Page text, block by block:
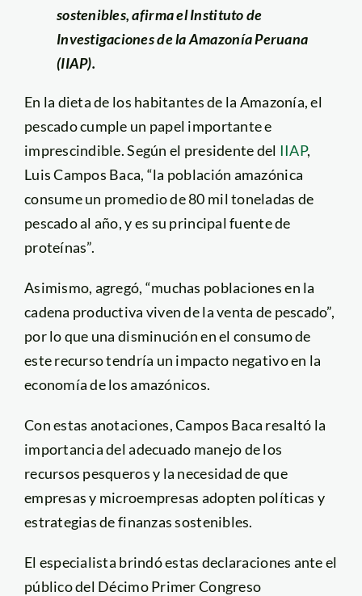
sostenibles, afirma el Instituto de
Investigaciones de la Amazonía Peruana
(IIAP).
En la dieta de los habitantes de la Amazonía, el
pescado cumple un papel importante e
imprescindible. Según el presidente del IIAP,
Luis Campos Baca, “la población amazónica
consume un promedio de 80 mil toneladas de
pescado al año, y es su principal fuente de
proteínas”.
Asimismo, agregó, “muchas poblaciones en la
cadena productiva viven de la venta de pescado”,
por lo que una disminución en el consumo de
este recurso tendría un impacto negativo en la
economía de los amazónicos.
Con estas anotaciones, Campos Baca resaltó la
importancia del adecuado manejo de los
recursos pesqueros y la necesidad de que
empresas y microempresas adopten políticas y
estrategias de finanzas sostenibles.
El especialista brindó estas declaraciones ante el
público del Décimo Primer Congreso